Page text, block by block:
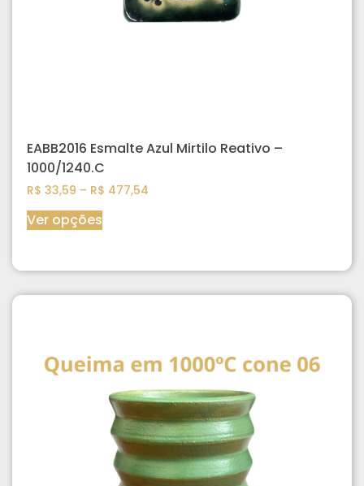
EABB2016 Esmalte Azul Mirtilo Reativo –
1000/1240.C
R$ 33,59 – R$ 477,54
Ver opções